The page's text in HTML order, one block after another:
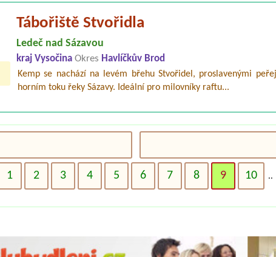
Tábořiště Stvořidla
Ledeč nad Sázavou
kraj VysočinaOkres Havlíčkův Brod
Kemp se nachází na levém břehu Stvořidel, proslavenými
horním toku řeky Sázavy. Ideální pro milovníky raftu...
1 2 3 4 5 6 7 8 9 10 ..